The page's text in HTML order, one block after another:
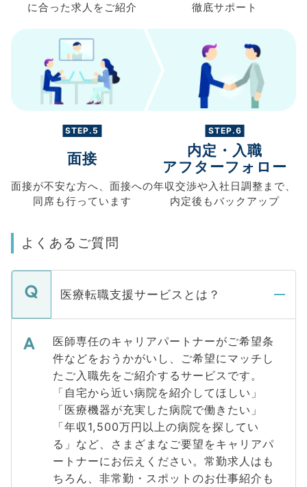
に合った求人を ご紹介
徹底サポート
STEP.5
面接
面接が不安な方へ、 面接への
同席も行っています
STEP.6
内定・入職
アフターフォロー
年収交渉や入社日調整まで、
内定後もバックアップ
よくあるご質問
医療転職支援サービスとは？
医師専任のキャリアパートナーがご希望条
件などをおうかがいし、ご希望にマッチし
たご入職先をご紹介するサービスです。
「自宅から近い病院を紹介してほしい」
「医療機器が充実した病院で働きたい」
「年収1,500万円以上の病院を探してい
る」など、さまざまなご要望をキャリアパ
ートナーにお伝えください。常勤求人はも
ちろん、非常勤・スポットのお仕事紹介も